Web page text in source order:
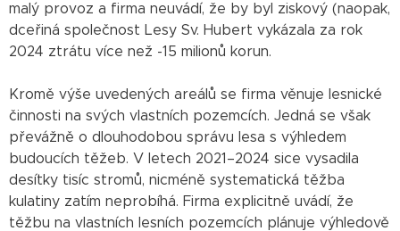
malý provoz a firma neuvádí, že by byl ziskový (naopak,
dceřiná společnost Lesy Sv. Hubert vykázala za rok
2024 ztrátu více než -15 milionů korun.
Kromě výše uvedených areálů se firma věnuje lesnické
činnosti na svých vlastních pozemcích. Jedná se však
převážně o dlouhodobou správu lesa s výhledem
budoucích těžeb. V letech 2021–2024 sice vysadila
desítky tisíc stromů, nicméně systematická těžba
kulatiny zatím neprobíhá. Firma explicitně uvádí, že
těžbu na vlastních lesních pozemcích plánuje výhledově